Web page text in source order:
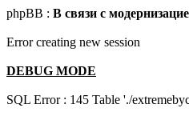
phpBB : В связи с
Error creating new session
DEBUG MODE
SQL Error : 145 Table './